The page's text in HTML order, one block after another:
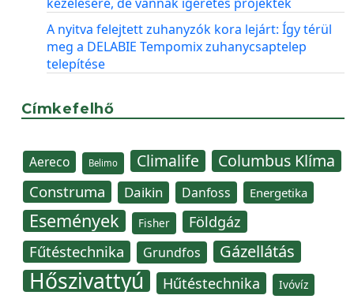
A nyitva felejtett zuhanyzók kora lejárt: Így térül
meg a DELABIE Tempomix zuhanycsaptelep
telepítése
Címkefelhő
Aereco Belimo Climalife Columbus Klíma
Construma Daikin Danfoss Energetika
Események Fisher Földgáz
Fűtéstechnika Grundfos Gázellátás
Hőszivattyú Hűtéstechnika Ivóvíz